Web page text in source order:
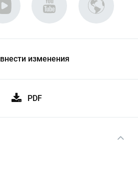
внести изменения
PDF